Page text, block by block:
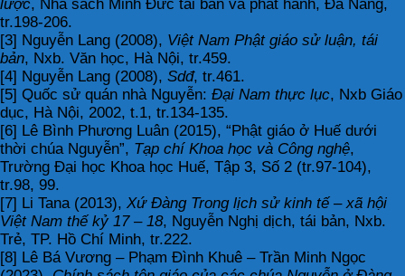
lược, Nhà sách Minh Đức tái bản và phát hành, Đà Nẵng,
tr.198-206.
[3] Nguyễn Lang (2008), Việt Nam Phật giáo sử luận, tái
bản, Nxb. Văn học, Hà Nội, tr.459.
[4] Nguyễn Lang (2008), Sdđ, tr.461.
[5] Quốc sử quán nhà Nguyễn: Đại Nam thực lục, Nxb Giáo
dục, Hà Nội, 2002, t.1, tr.134-135.
[6] Lê Bình Phương Luân (2015), “Phật giáo ở Huế dưới
thời chúa Nguyễn”, Tạp chí Khoa học và Công nghệ,
Trường Đại học Khoa học Huế, Tập 3, Số 2 (tr.97-104),
tr.98, 99.
[7] Li Tana (2013), Xứ Đàng Trong lịch sử kinh tế – xã hội
Việt Nam thế kỷ 17 – 18, Nguyễn Nghị dịch, tái bản, Nxb.
Trẻ, TP. Hồ Chí Minh, tr.222.
[8] Lê Bá Vương – Phạm Đình Khuê – Trần Minh Ngọc